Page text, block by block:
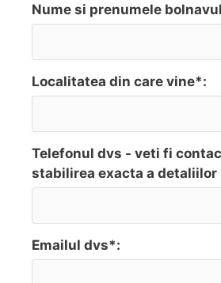
Nume si prenumele
Localitatea din care vine*:
Telefonul dvs - veti fi
stabilirea exacta a
Emailul dvs*: